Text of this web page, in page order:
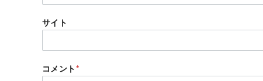
サイト
コメント*